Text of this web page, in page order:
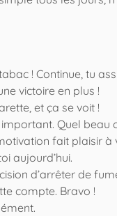
! Continue, tu
victoire en plus !
et ça se voit !
Quel beau
fait plaisir à
aujourd’hui.
d’arrêter de
compte. Bravo !